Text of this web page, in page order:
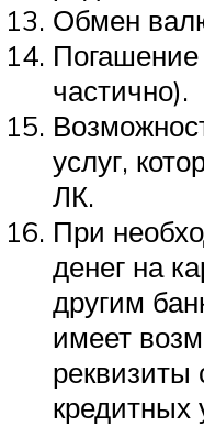
Обмен
Погашение
частично).
услуг,
ЛК.
При
денег на
другим
имеет
реквизиты
кредитных